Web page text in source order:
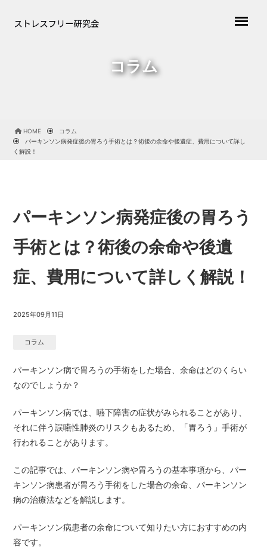
コラム
HOME
コラム
パーキンソン病発症後の胃ろう手術とは？術後の余命や後遺症、費用について詳し
く解説！
パーキンソン病発症後の胃ろう
手術とは？術後の余命や後遺
症、費用について詳しく解説！
2025年09月11日
コラム
パーキンソン病で胃ろうの手術をした場合、余命はどのくらい
なのでしょうか？
パーキンソン病では、嚥下障害の症状がみられることがあり、
それに伴う誤嚥性肺炎のリスクもあるため、「胃ろう」手術が
行われることがあります。
この記事では、パーキンソン病や胃ろうの基本事項から、パー
キンソン病患者が胃ろう手術をした場合の余命、パーキンソン
病の治療法などを解説します。
パーキンソン病患者の余命について知りたい方におすすめの内
容です。